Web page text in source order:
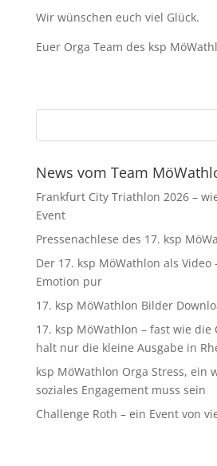
Wir wünschen euch viel Glück.
Euer Orga Team des ksp
News vom Team
Frankfurt City Triathlon 2026 –
Event
Pressenachlese des 17. ksp
Der 17. ksp MöWathlon als
Emotion pur
17. ksp MöWathlon Bilder
17. ksp MöWathlon – fast wie die
halt nur die kleine Ausgabe in
ksp MöWathlon Orga Stress, ein
soziales Engagement muss sein
Challenge Roth – ein Event von